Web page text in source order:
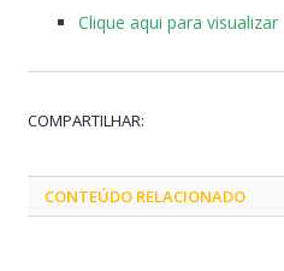
Clique aqui para visualizar
COMPARTILHAR:
CONTEÚDO RELACIONADO